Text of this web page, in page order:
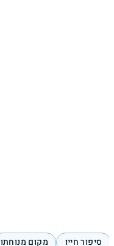
סיפור חייו מקום מנוחתו